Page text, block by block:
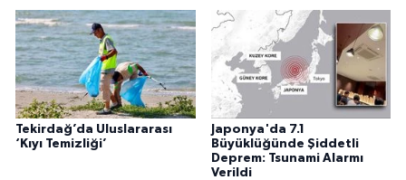
Tekirdağ’da Uluslararası
‘Kıyı Temizliği’
Japonya'da 7.1
Büyüklüğünde Şiddetli
Deprem: Tsunami Alarmı
Verildi